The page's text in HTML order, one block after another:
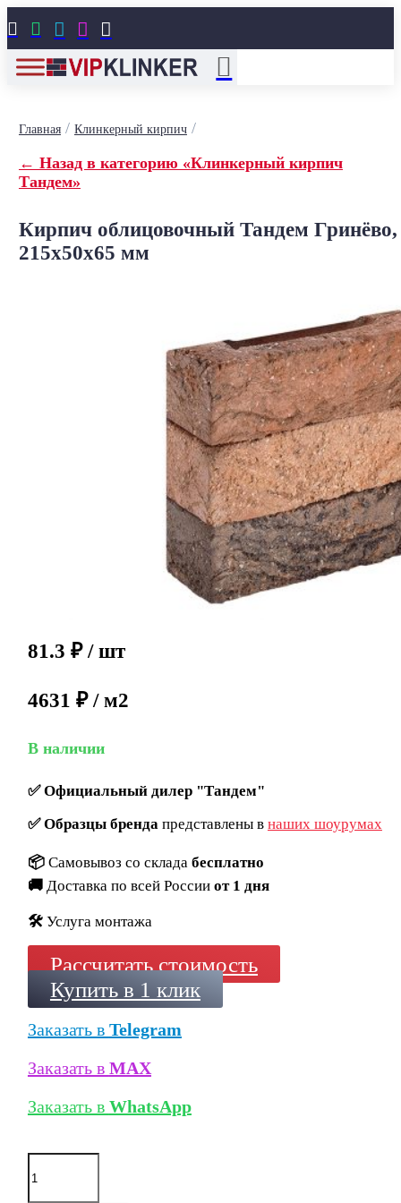
    
Главная/ Клинкерный кирпич/
← Назад в категорию «Клинкерный кирпич
Тандем»
Кирпич облицовочный Тандем Гринёво,
215x50x65 мм
81.3 ₽ / шт
4631 ₽ / м2
В наличии
✅Официальный дилер "Тандем"
✅Образцы брендапредставлены в наших шоурумах
📦 Самовывоз со склада бесплатно
🚚 Доставка по всей России от 1 дня
🛠️ Услуга монтажа
Рассчитать стоимость
Купить в 1 клик
Заказать в Telegram
Заказать в MAX
Заказать в WhatsApp
Количество
товара